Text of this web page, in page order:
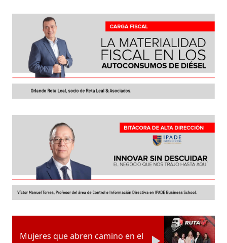
Mujeres que abren camino en el